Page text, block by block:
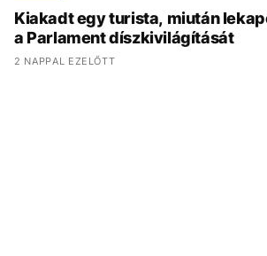
Kiakadt egy turista, miután
a Parlament díszkivilágítását
2 NAPPAL EZELŐTT